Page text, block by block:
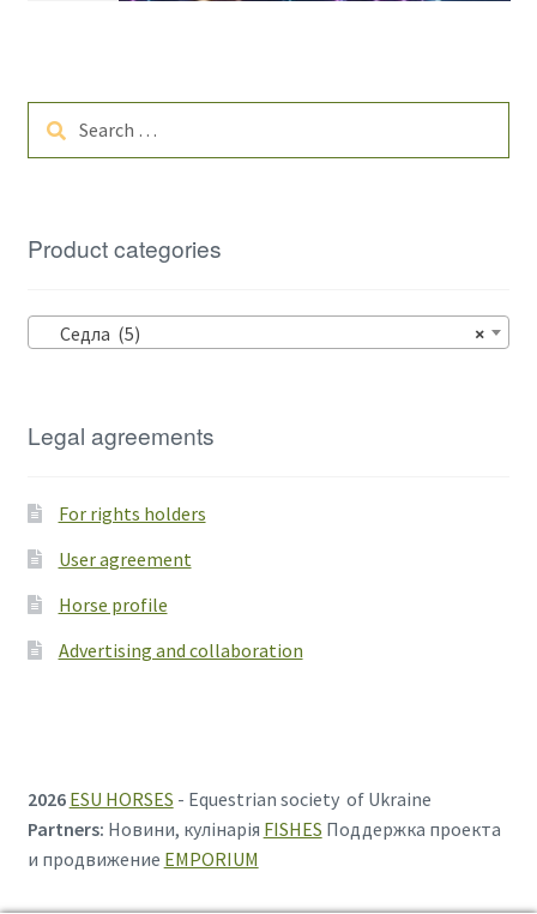
for:
Product categories
×
Седла (5)
Legal agreements
For rights holders
User agreement
Horse profile
Advertising and collaboration
2026 ESU HORSES - Equestrian society of Ukraine
Partners: Новини, кулінарія FISHES Поддержка проекта
и продвижение EMPORIUM